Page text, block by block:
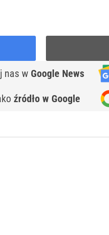
nas w Google News
źródło w Google